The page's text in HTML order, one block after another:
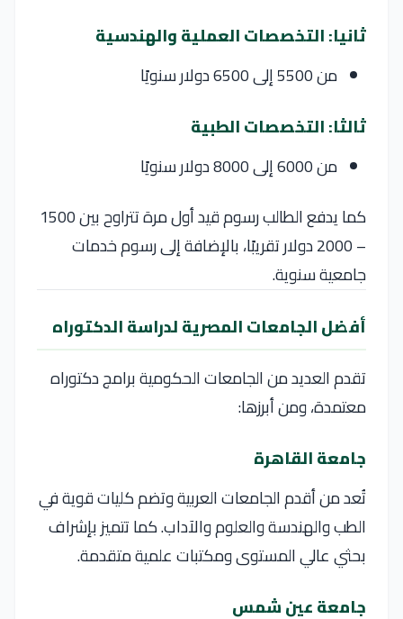
ثانيا: التخصصات العملية والهندسية
من 5500 إلى 6500 دولار سنويًا
ثالثا: التخصصات الطبية
من 6000 إلى 8000 دولار سنويًا
كما يدفع الطالب رسوم قيد أول مرة تتراوح بين 1500
– 2000 دولار تقريبًا، بالإضافة إلى رسوم خدمات
جامعية سنوية.
أفضل الجامعات المصرية لدراسة الدكتوراه
تقدم العديد من الجامعات الحكومية برامج دكتوراه
معتمدة، ومن أبرزها:
جامعة القاهرة
تُعد من أقدم الجامعات العربية وتضم كليات قوية في
الطب والهندسة والعلوم والآداب. كما تتميز بإشراف
بحثي عالي المستوى ومكتبات علمية متقدمة.
جامعة عين شمس